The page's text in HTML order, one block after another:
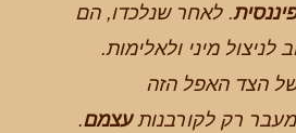
. לאחר שנלכדו, הם
לניצול מיני ולאלימות.
הצד האפל הזה
רק לקורבנותעצמם.